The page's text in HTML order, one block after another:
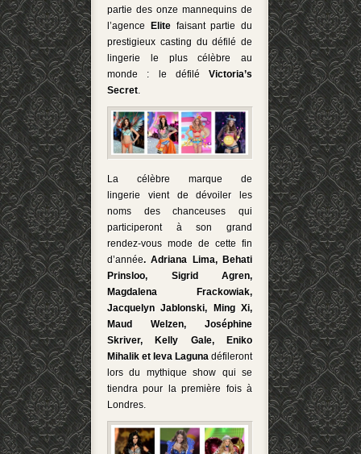
partie des onze mannequins de
l’agence Elitefaisant partie du
prestigieux casting du défilé de
lingerie le plus célèbre au
monde : le défilé Victoria’s
Secret
La célèbre marque de
lingerie vient de dévoiler les
noms des chanceuses qui
participeront à son grand
rendez-vous mode de cette fin
d’année. Adriana Lima, Behati
Prinsloo, Sigrid Agren,
Magdalena Frackowiak,
Jacquelyn Jablonski, Ming Xi,
Maud Welzen, Joséphine
Skriver, Kelly Gale, Eniko
Mihalik et Ieva Laguna défileront
lors du mythique show qui se
tiendra pour la première fois à
Londres.